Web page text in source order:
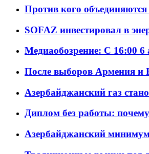
Против кого
SOFAZ инвестировал в
Медиаобозрение: С 16:00 6
После выборов Армения и
Азербайджанский газ
Диплом без работы: почему
Азербайджанский